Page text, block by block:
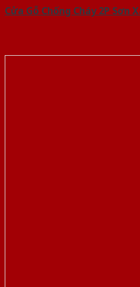
Cửa Gỗ Chống Cháy 2P Sơn